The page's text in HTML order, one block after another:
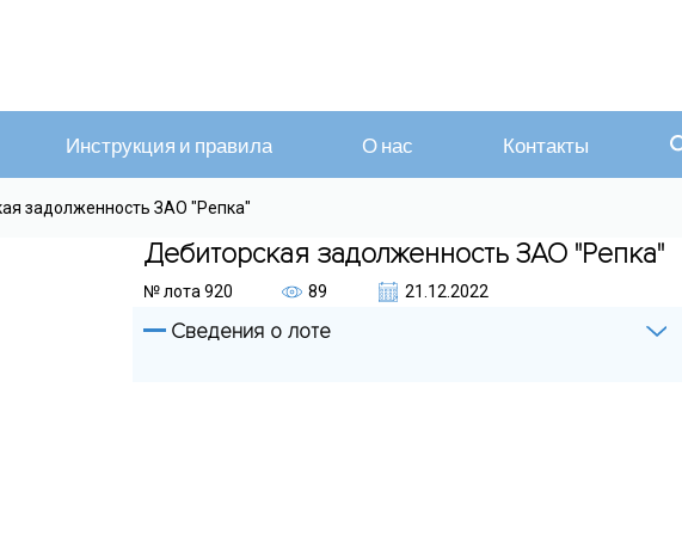
Инструкция и правила О нас Контакты
задолженность ЗАО "Репка"
Дебиторская задолженность ЗАО "Репка"
№ лота920 89 21.12.2022
Сведения о лоте